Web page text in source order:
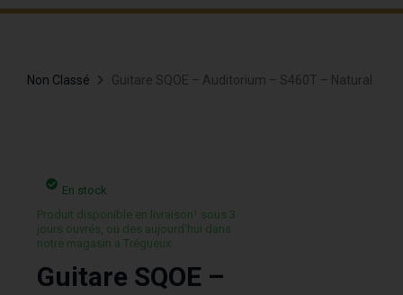
Non Classé Guitare SQOE – Auditorium – S460T – Natural
En stock
Produit disponible en livraison¹ sous 3
jours ouvrés, ou des aujourd’hui dans
notre magasin a Trégueux.
Guitare SQOE –